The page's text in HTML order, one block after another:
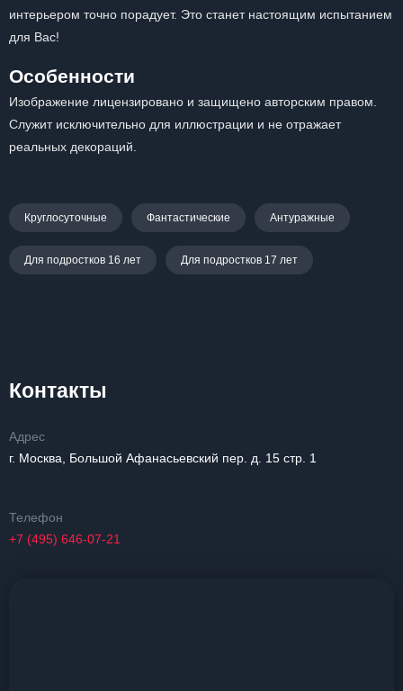
интерьером точно порадует. Это станет настоящим испытанием
для Вас!
Особенности
Изображение лицензировано и защищено авторским правом.
Служит исключительно для иллюстрации и не отражает
реальных декораций.
Круглосуточные Фантастические Антуражные
Для подростков 16 лет Для подростков 17 лет
Контакты
Адрес
г. Москва, Большой Афанасьевский пер. д. 15 стр. 1
Телефон
+7 (495) 646-07-21